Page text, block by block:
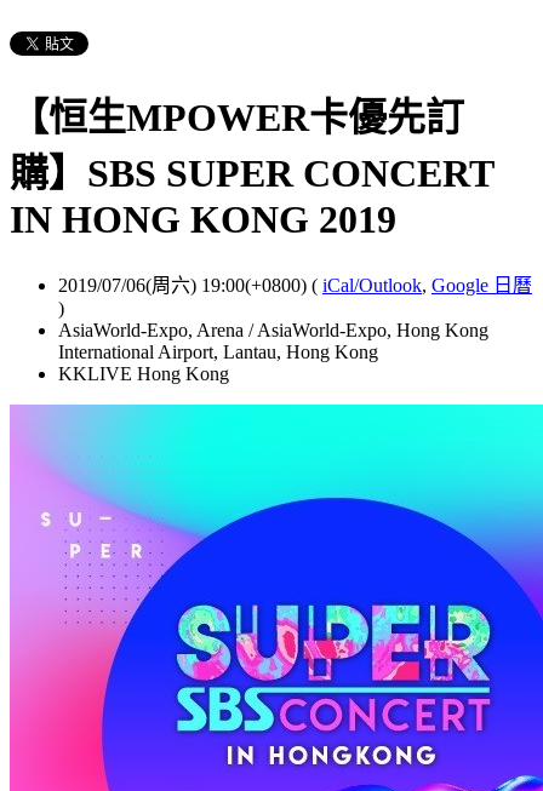
【恒生MPOWER卡優先訂
購】SBS SUPER CONCERT
IN HONG KONG 2019
2019/07/06(周六) 19:00(+0800) ( iCal/Outlook, Google 日曆
)
AsiaWorld-Expo, Arena / AsiaWorld-Expo, Hong Kong
International Airport, Lantau, Hong Kong
KKLIVE Hong Kong